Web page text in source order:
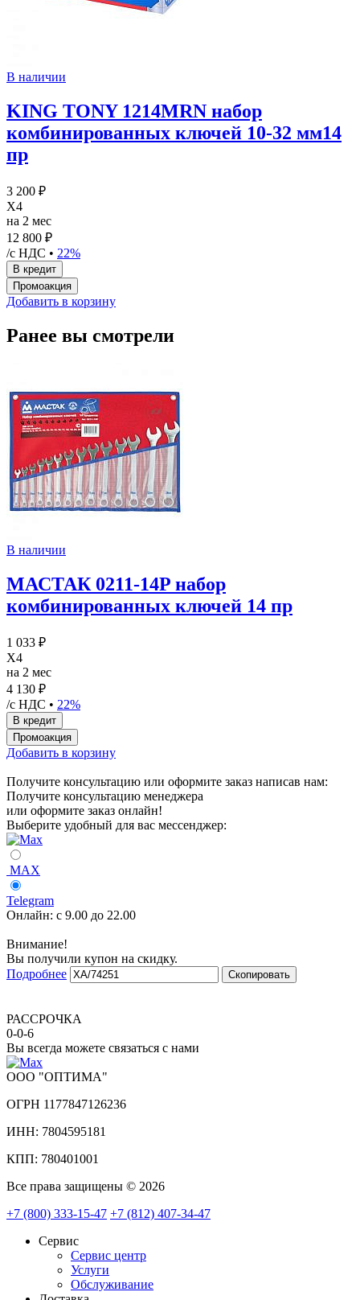
В наличии
KING TONY 1214MRN набор
комбинированных ключей 10-32 мм14
пр
3 200 ₽
X4
на 2 мес
12 800 ₽
/с НДС • 22%
Добавить в корзину
Ранее вы смотрели
В наличии
МАСТАК 0211-14P набор
комбинированных ключей 14 пр
1 033 ₽
X4
на 2 мес
4 130 ₽
/с НДС • 22%
Добавить в корзину
Получите консультацию или оформите заказ написав нам:
Получите консультацию менеджера
или оформите заказ онлайн!
Выберите удобный для вас мессенджер:
MAX
Telegram
Онлайн: с 9.00 до 22.00
Внимание!
Вы получили купон на скидку.
Подробнее
Скопировать
РАССРОЧКА
0-0-6
Вы всегда можете связаться с нами
ООО "ОПТИМА"
ОГРН 1177847126236
ИНН: 7804595181
КПП: 780401001
Все права защищены © 2026
+7 (800) 333-15-47 +7 (812) 407-34-47
Сервис
Сервис центр
Услуги
Обслуживание